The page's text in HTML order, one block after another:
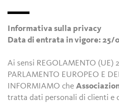
Informativa sulla privacy
Data di entrata in vigore: 25/
Ai sensi REGOLAMENTO (UE)
PARLAMENTO EUROPEO E
INFORMIAMO che
tratta dati personali di clienti e